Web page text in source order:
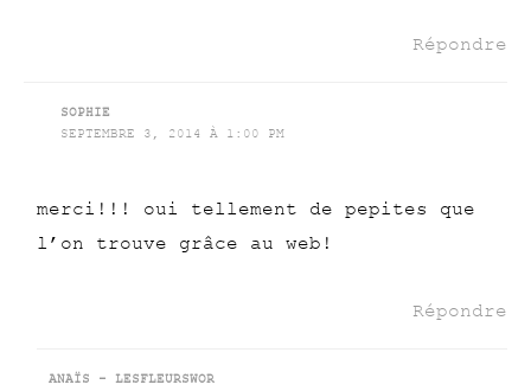
Répondre
SOPHIE
SEPTEMBRE 3, 2014 À 1:00 PM
merci!!! oui tellement de pepites que
l’on trouve grâce au web!
Répondre
ANAÏS - LESFLEURSWOR